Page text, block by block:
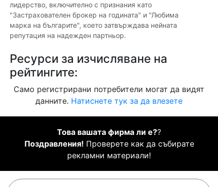
лидерство, включително с признания като
"Застрахователен брокер на годината" и "Любима
марка на българите", което затвърждава нейната
репутация на надежден партньор.
Ресурси за изчисляване на
рейтингите:
Само регистрирани потребители могат да видят
данните. Натиснете тук за да влезете
Това вашата фирма ли е??
Поздравления! Проверете как да събирате
рекламни материали!